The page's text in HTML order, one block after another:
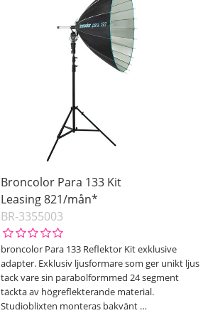
Broncolor Para 133 Kit
Leasing 821/mån*
BR-3355003
broncolor Para 133 Reflektor Kit exklusive
adapter. Exklusiv ljusformare som ger unikt ljus
tack vare sin parabolformmed 24 segment
täckta av högreflekterande material.
Studioblixten monteras bakvänt …